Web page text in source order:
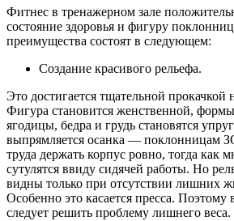
Фитнес в тренажерном зале
состояние здоровья и фигуру
преимущества состоят в следующем:
Создание красивого рельефа.
Это достигается тщательной
Фигура становится женственной,
ягодицы, бедра и грудь становятся
выпрямляется осанка — поклонницам
труда держать корпус ровно, тогда как
сутулятся ввиду сидячей работы. Но
видны только при отсутствии лишних
Особенно это касается пресса. Поэтому
следует решить проблему лишнего веса.